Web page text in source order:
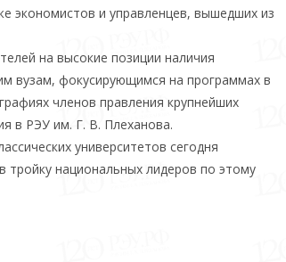
экономистов и управленцев, вышедших из
на высокие позиции наличия
вузам, фокусирующимся на программах в
членов правления крупнейших
в РЭУ им. Г. В. Плеханова.
университетов сегодня
национальных лидеров по этому